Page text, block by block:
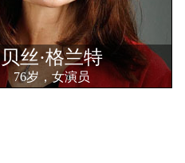
贝丝·格兰特
76岁，女演员